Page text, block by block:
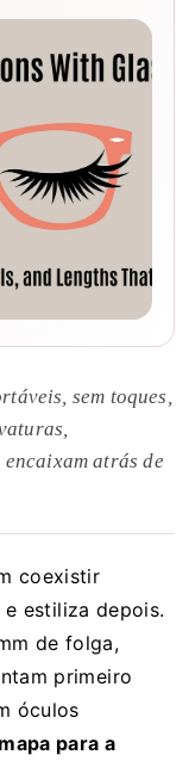
sem toques,
encaixam atrás de
coexistir
estiliza depois.
de folga,
primeiro
óculos
para a